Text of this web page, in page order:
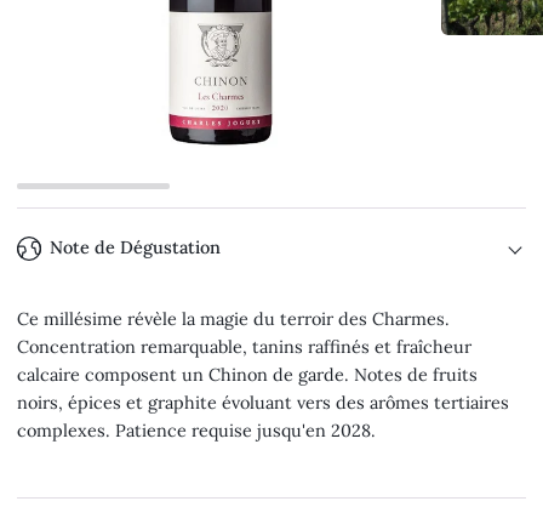
Note de Dégustation
Ce millésime révèle la magie du terroir des Charmes.
Concentration remarquable, tanins raffinés et fraîcheur
calcaire composent un Chinon de garde. Notes de fruits
noirs, épices et graphite évoluant vers des arômes tertiaires
complexes. Patience requise jusqu'en 2028.